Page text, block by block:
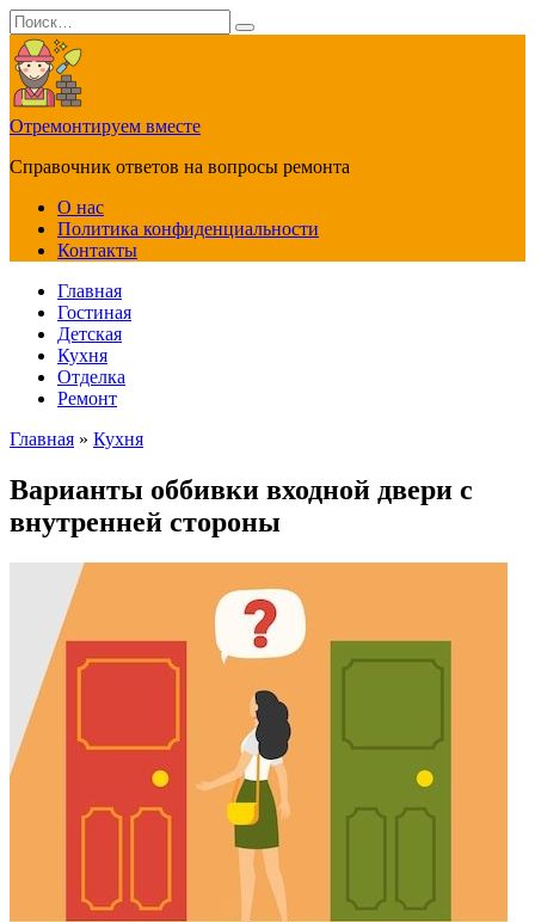
Перейти
к
содержанию
Search
for:
Отремонтируем вместе
Справочник ответов на вопросы ремонта
О нас
Политика конфиденциальности
Контакты
Главная
Гостиная
Детская
Кухня
Отделка
Ремонт
Главная » Кухня
Варианты оббивки входной двери с
внутренней стороны